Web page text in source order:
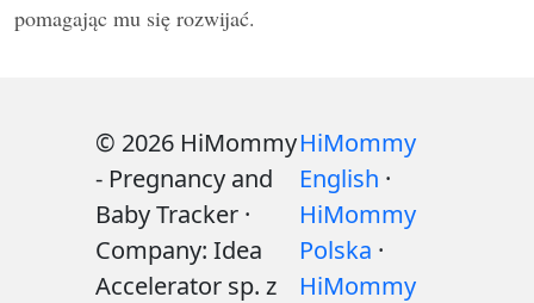
pomagając mu się rozwijać.
© 2026 HiMommy
- Pregnancy and
Baby Tracker ·
Company: Idea
Accelerator sp. z
HiMommy
English ·
HiMommy
Polska ·
HiMommy